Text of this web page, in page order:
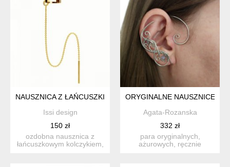
NAUSZNICA Z ŁAŃCUSZKIEM-SREBRO ZŁOCONE 24K
Issi design
150 zł
ozdobna nausznica z
łańcuszkowym kolczykiem,
ORYGINALNE NAUSZNICE
Agata-Rozanska
332 zł
para oryginalnych,
ażurowych, ręcznie